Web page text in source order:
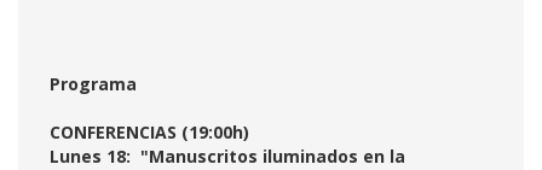
Programa
CONFERENCIAS (19:00h)
Lunes 18: "Manuscritos iluminados en la